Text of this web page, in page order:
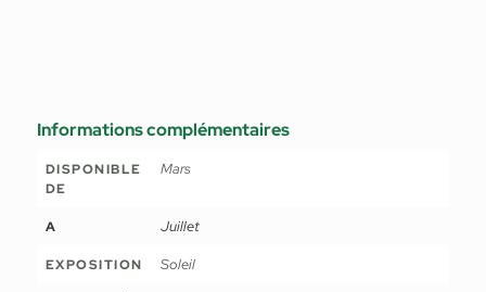
Informations complémentaires
DISPONIBLE
DE
Mars
A Juillet
EXPOSITION Soleil